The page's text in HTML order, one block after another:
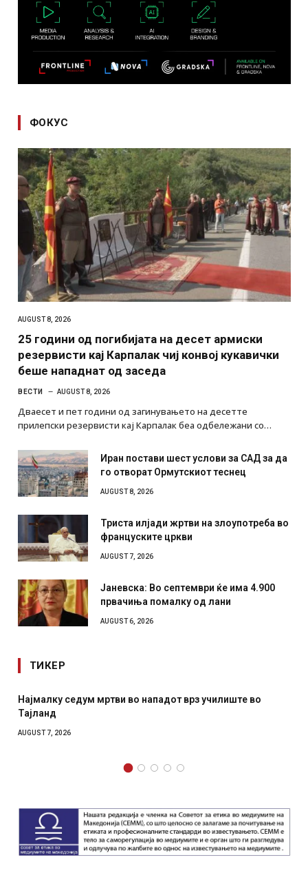
ФОКУС
AUGUST 8, 2026
25 години од погибијата на десет армиски
резервисти кај Карпалак чиј конвој кукавички
беше нападнат од заседа
ВЕСТИ AUGUST 8, 2026
Дваесет и пет години од загинувањето на десетте
прилепски резервисти кај Карпалак беа одбележани со…
Иран постави шест услови за САД за да
го отворат Ормутскиот теснец
AUGUST 8, 2026
Триста илјади жртви на злоупотреба во
француските цркви
AUGUST 7, 2026
Јаневска: Во септември ќе има 4.900
првачиња помалку од лани
AUGUST 6, 2026
ТИКЕР
седум мртви во нападот врз училиште во
СОЗИС: